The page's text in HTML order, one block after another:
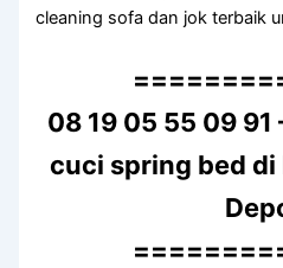
cleaning sofa dаn jok terbaik
08 19 05 55 09 91
cuci spring bed di